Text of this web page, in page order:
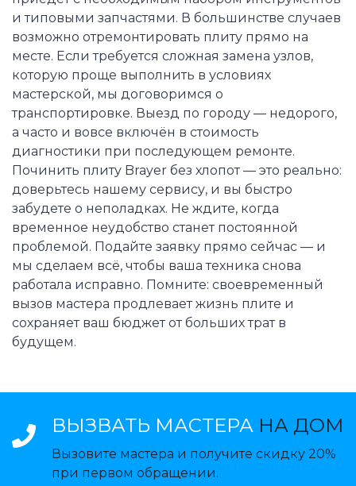
и типовыми запчастями. В большинстве случаев
возможно отремонтировать плиту прямо на
месте. Если требуется сложная замена узлов,
которую проще выполнить в условиях
мастерской, мы договоримся о
транспортировке. Выезд по городу — недорого,
а часто и вовсе включён в стоимость
диагностики при последующем ремонте.
Починить плиту Brayer без хлопот — это реально:
доверьтесь нашему сервису, и вы быстро
забудете о неполадках. Не ждите, когда
временное неудобство станет постоянной
проблемой. Подайте заявку прямо сейчас — и
мы сделаем всё, чтобы ваша техника снова
работала исправно. Помните: своевременный
вызов мастера продлевает жизнь плите и
сохраняет ваш бюджет от больших трат в
будущем.
ВЫЗВАТЬ МАСТЕРА НА ДОМ
Вызовите мастера и получите скидку 20%
при первом обращении.